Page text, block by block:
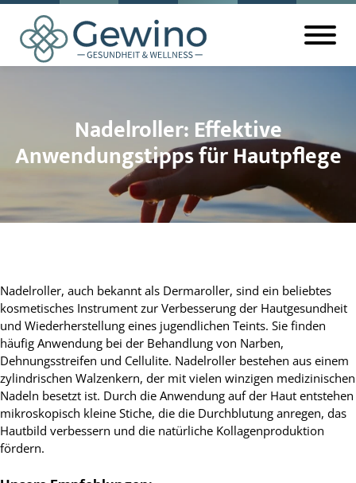
Nadelroller: Effektive
Anwendungstipps für Hautpflege
Nadelroller, auch bekannt als Dermaroller, sind ein beliebtes
kosmetisches Instrument zur Verbesserung der Hautgesundheit
und Wiederherstellung eines jugendlichen Teints. Sie finden
häufig Anwendung bei der Behandlung von Narben,
Dehnungsstreifen und Cellulite. Nadelroller bestehen aus einem
zylindrischen Walzenkern, der mit vielen winzigen medizinischen
Nadeln besetzt ist. Durch die Anwendung auf der Haut entstehen
mikroskopisch kleine Stiche, die die Durchblutung anregen, das
Hautbild verbessern und die natürliche Kollagenproduktion
fördern.